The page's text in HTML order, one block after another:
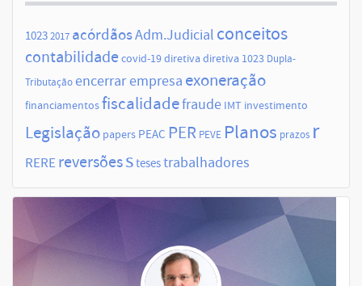
10232017 acórdãosAdm.Judicial conceitos
contabilidade covid-19diretiva diretiva 1023 Dupla-
Tributaçãoencerrar empresa exoneração
financiamentosfiscalidadefraude IMT investimento
Legislação papers PEAC PER PEVE Planos prazos r
RERE reversõesstesestrabalhadores